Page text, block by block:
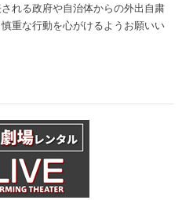
れる政府や自治体からの外出自粛
重な行動を心がけるようお願いい